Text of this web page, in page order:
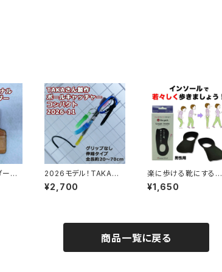
ケ
2026モデル！TAKAさ
んオリジナルボールキャ
ッチャー11
¥2,700
楽に歩ける靴にするイ
ンソール「リゲッタルー
ペインソール」男性用
¥1,650
商品一覧に戻る